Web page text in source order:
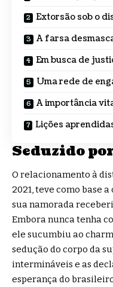
Extorsão sob o
A farsa
Em busca de
Uma rede de
A importância
Lições
Seduzido
O relacionamento à
2021, teve como base
sua namorada
Embora nunca tenha
ele sucumbiu ao
sedução do corpo da
intermináveis e as
esperança do